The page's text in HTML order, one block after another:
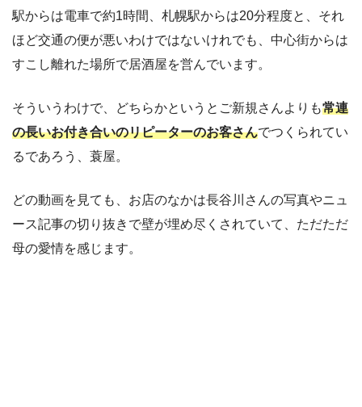
駅からは電車で約1時間、札幌駅からは20分程度と、それ
ほど交通の便が悪いわけではないけれでも、中心街からは
すこし離れた場所で居酒屋を営んでいます。
そういうわけで、どちらかというとご新規さんよりも常連
の長いお付き合いのリピーターのお客さんでつくられてい
るであろう、蓑屋。
どの動画を見ても、お店のなかは長谷川さんの写真やニュ
ース記事の切り抜きで壁が埋め尽くされていて、ただただ
母の愛情を感じます。